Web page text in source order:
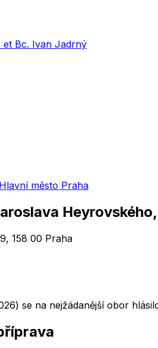
et Bc. Ivan Jadrný
Hlavní město Praha
158 00 Praha
se na nejžádanější obor